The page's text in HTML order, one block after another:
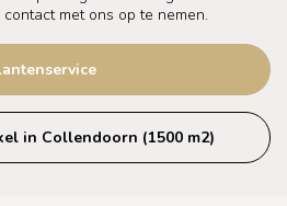
met ons op te nemen.
in Collendoorn (1500 m2)